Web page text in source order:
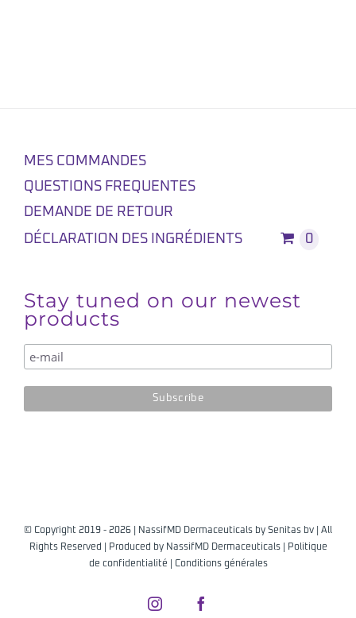
MES COMMANDES
QUESTIONS FREQUENTES
DEMANDE DE RETOUR
DÉCLARATION DES INGRÉDIENTS
0
Stay tuned on our newest
products
© Copyright 2019 - 2026 | NassifMD Dermaceuticals by Senitas bv | All
Rights Reserved | Produced by NassifMD Dermaceuticals|
Politique
de confidentialité
Conditions générales
InstagramFacebook